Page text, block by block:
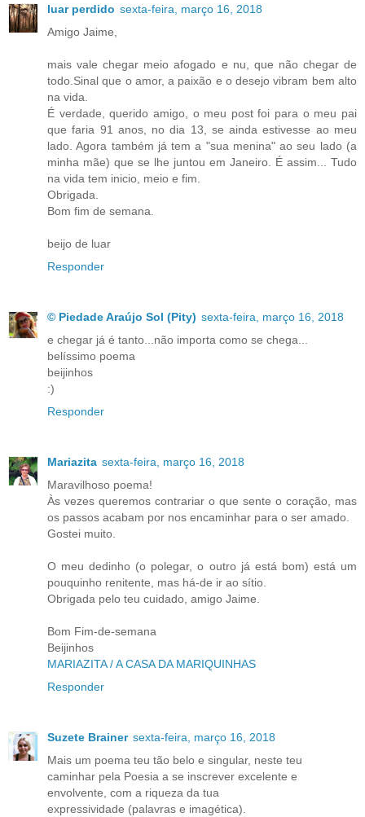
luar perdido sexta-feira, março 16, 2018
Amigo Jaime,
mais vale chegar meio afogado e nu, que não chegar de
todo.Sinal que o amor, a paixão e o desejo vibram bem alto
na vida.
É verdade, querido amigo, o meu post foi para o meu pai
que faria 91 anos, no dia 13, se ainda estivesse ao meu
lado. Agora também já tem a "sua menina" ao seu lado (a
minha mãe) que se lhe juntou em Janeiro. É assim... Tudo
na vida tem inicio, meio e fim.
Obrigada.
Bom fim de semana.
beijo de luar
Responder
© Piedade Araújo Sol (Pity) sexta-feira, março 16, 2018
e chegar já é tanto...não importa como se chega...
belíssimo poema
beijinhos
:)
Responder
Mariazita sexta-feira, março 16, 2018
Maravilhoso poema!
Às vezes queremos contrariar o que sente o coração, mas
os passos acabam por nos encaminhar para o ser amado.
Gostei muito.
O meu dedinho (o polegar, o outro já está bom) está um
pouquinho renitente, mas há-de ir ao sítio.
Obrigada pelo teu cuidado, amigo Jaime.
Bom Fim-de-semana
Beijinhos
MARIAZITA / A CASA DA MARIQUINHAS
Responder
Suzete Brainer sexta-feira, março 16, 2018
Mais um poema teu tão belo e singular, neste teu
caminhar pela Poesia a se inscrever excelente e
envolvente, com a riqueza da tua
expressividade (palavras e imagética).